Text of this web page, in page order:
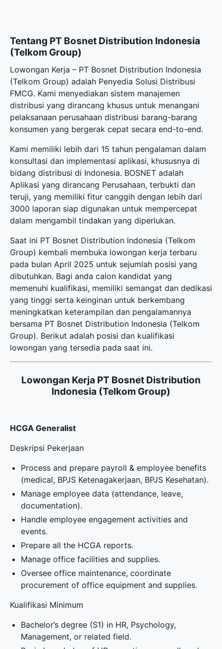
Tentang PT Bosnet Distribution Indonesia
(Telkom Group)
Lowongan Kerja – PT Bosnet Distribution Indonesia
(Telkom Group) adalah Penyedia Solusi Distribusi
FMCG. Kami menyediakan sistem manajemen
distribusi yang dirancang khusus untuk menangani
pelaksanaan perusahaan distribusi barang-barang
konsumen yang bergerak cepat secara end-to-end.
Kami memiliki lebih dari 15 tahun pengalaman dalam
konsultasi dan implementasi aplikasi, khususnya di
bidang distribusi di Indonesia. BOSNET adalah
Aplikasi yang dirancang Perusahaan, terbukti dan
teruji, yang memiliki fitur canggih dengan lebih dari
3000 laporan siap digunakan untuk mempercepat
dalam mengambil tindakan yang diperlukan.
Saat ini PT Bosnet Distribution Indonesia (Telkom
Group) kembali membuka lowongan kerja terbaru
pada bulan April 2025 untuk sejumlah posisi yang
dibutuhkan. Bagi anda calon kandidat yang
memenuhi kualifikasi, memiliki semangat dan dedikasi
yang tinggi serta keinginan untuk berkembang
meningkatkan keterampilan dan pengalamannya
bersama PT Bosnet Distribution Indonesia (Telkom
Group). Berikut adalah posisi dan kualifikasi
lowongan yang tersedia pada saat ini.
Lowongan Kerja PT Bosnet Distribution
Indonesia (Telkom Group)
HCGA Generalist
Deskripsi Pekerjaan
Process and prepare payroll & employee benefits
(medical, BPJS Ketenagakerjaan, BPJS Kesehatan).
Manage employee data (attendance, leave,
documentation).
Handle employee engagement activities and
events.
Prepare all the HCGA reports.
Manage office facilities and supplies.
Oversee office maintenance, coordinate
procurement of office equipment and supplies.
Kualifikasi Minimum
Bachelor’s degree (S1) in HR, Psychology,
Management, or related field.